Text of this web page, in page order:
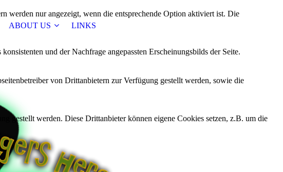
ABOUT US LINKS
werden nur angezeigt, wenn die entsprechende Option aktiviert ist. Die
und der Nachfrage angepassten Erscheinungsbilds der Seite.
von Drittanbietern zur Verfügung gestellt werden, sowie die
gestellt werden. Diese Drittanbieter können eigene Cookies setzen, z.B. um die